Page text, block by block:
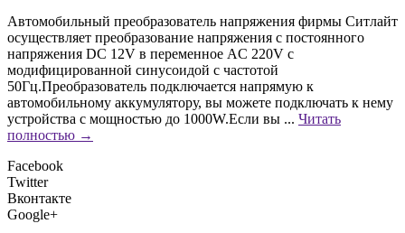
Автомобильный преобразователь напряжения фирмы Ситлайт
осуществляет преобразование напряжения с постоянного
напряжения DC 12V в переменное AC 220V с
модифицированной синусоидой с частотой
50Гц.Преобразователь подключается напрямую к
автомобильному аккумулятору, вы можете подключать к нему
устройства с мощностью до 1000W.Если вы ... Читать
полностью →
Facebook
Twitter
Вконтакте
Google+